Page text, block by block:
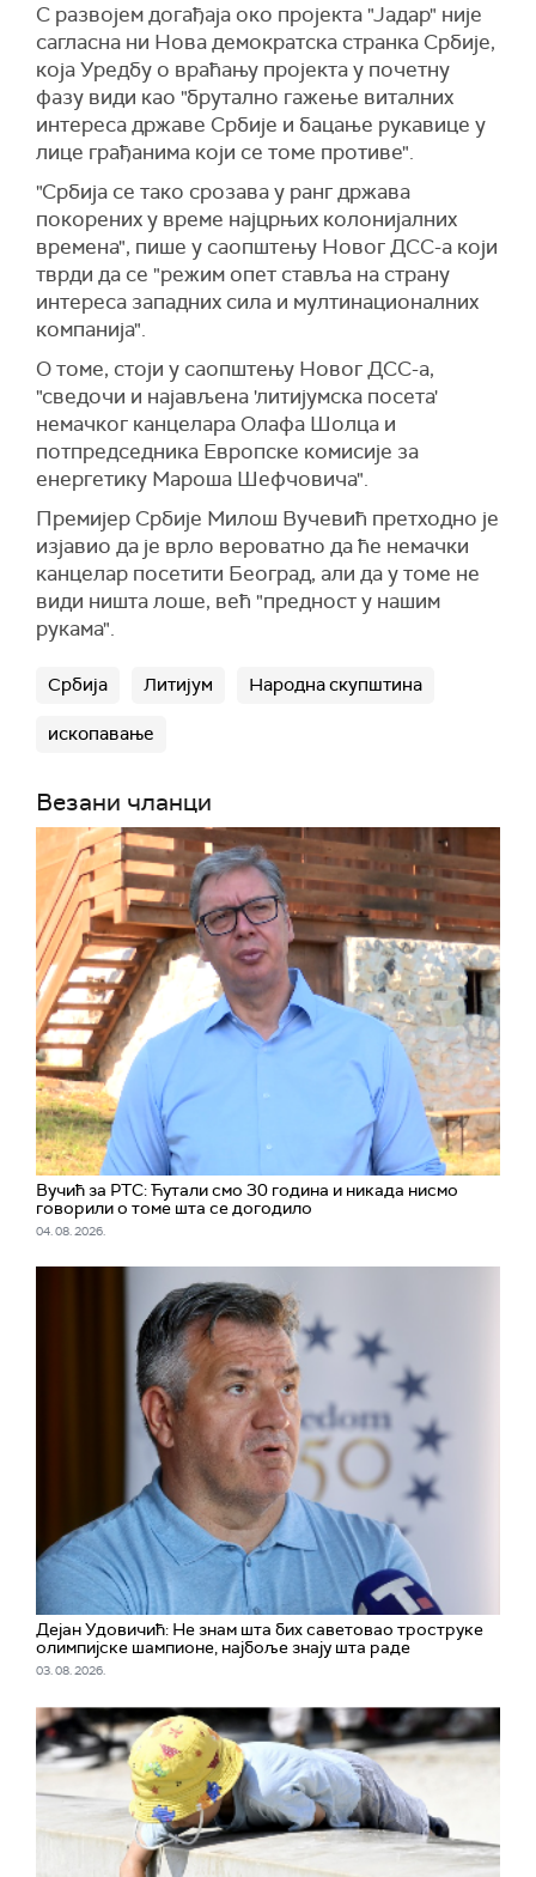
С развојем догађаја око пројекта "Јадар" није
сагласна ни Нова демократска странка Србије,
која Уредбу о враћању пројекта у почетну
фазу види као "брутално гажење виталних
интереса државе Србије и бацање рукавице у
лице грађанима који се томе противе".
"Србија се тако срозава у ранг држава
покорених у време најцрњих колонијалних
времена", пише у саопштењу Новог ДСС-а који
тврди да се "режим опет ставља на страну
интереса западних сила и мултинационалних
компанија".
О томе, стоји у саопштењу Новог ДСС-а,
"сведочи и најављена 'литијумска посета'
немачког канцелара Олафа Шолца и
потпредседника Европске комисије за
енергетику Мароша Шефчовича".
Премијер Србије Милош Вучевић претходно је
изјавио да је врло вероватно да ће немачки
канцелар посетити Београд, али да у томе не
види ништа лоше, већ "предност у нашим
рукама".
Србија Литијум Народна скупштина
ископавање
Везани чланци
Вучић за РТС: Ћутали смо 30 година и никада нисмо
говорили о томе шта се догодило
04. 08. 2026.
Дејан Удовичић: Не знам шта бих саветовао троструке
олимпијске шампионе, најбоље знају шта раде
03. 08. 2026.